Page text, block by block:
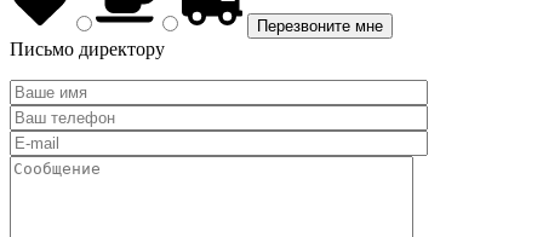
Письмо директору